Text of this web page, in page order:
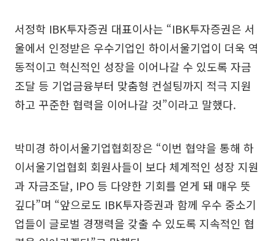
서정학 IBK투자증권 대표이사는 “IBK투자증권은 서
울에서 인정받은 우수기업인 하이서울기업이 더욱 역
동적이고 혁신적인 성장을 이어나갈 수 있도록 자금
조달 등 기업금융부터 맞춤형 컨설팅까지 적극 지원
하고 꾸준한 협력을 이어나갈 것”이라고 말했다.
박미경 하이서울기업협회장은 “이번 협약을 통해 하
이서울기업협회 회원사들이 보다 체계적인 성장 지원
과 자금조달, IPO 등 다양한 기회를 얻게 돼 매우 뜻
깊다”며 “앞으로도 IBK투자증권과 함께 우수 중소기
업들이 글로벌 경쟁력을 갖출 수 있도록 지속적인 협